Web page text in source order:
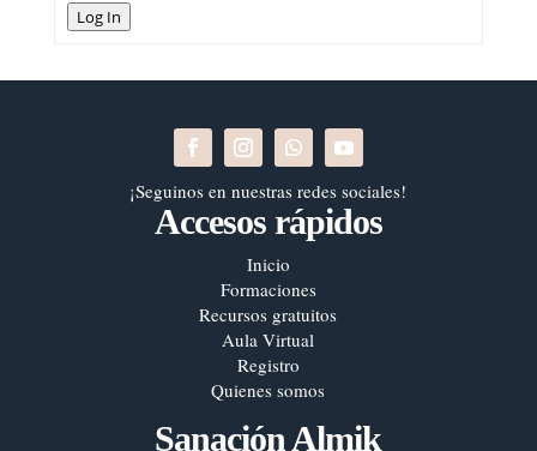
Log In
¡Seguinos en nuestras redes sociales!
Accesos rápidos
Inicio
Formaciones
Recursos gratuitos
Aula Virtual
Registro
Quienes somos
Sanación Almik